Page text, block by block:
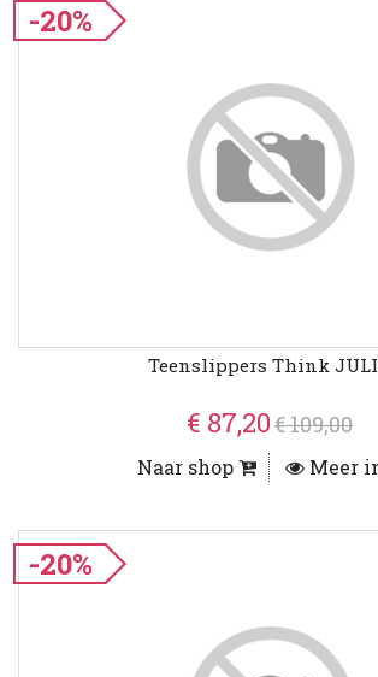
-20%
Teenslippers Think
€ 87,20€ 109,00
Naar shop Meer
-20%